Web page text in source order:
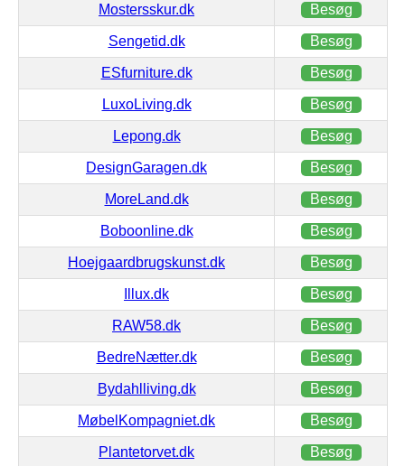
Mostersskur.dk Besøg
Sengetid.dk Besøg
ESfurniture.dk Besøg
LuxoLiving.dk Besøg
Lepong.dk Besøg
DesignGaragen.dk Besøg
MoreLand.dk Besøg
Boboonline.dk Besøg
Hoejgaardbrugskunst.dk Besøg
Illux.dk Besøg
RAW58.dk Besøg
BedreNætter.dk Besøg
Bydahlliving.dk Besøg
MøbelKompagniet.dk Besøg
Plantetorvet.dk Besøg